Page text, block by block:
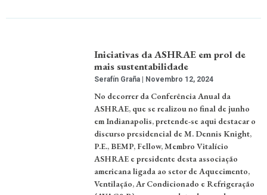
Iniciativas da ASHRAE em prol de
mais sustentabilidade
Serafín Graña Novembro 12, 2024
No decorrer da Conferência Anual da
ASHRAE, que se realizou no final de junho
em Indianapolis, pretende-se aqui destacar o
discurso presidencial de M. Dennis Knight,
P.E., BEMP, Fellow, Membro Vitalício
ASHRAE e presidente desta associação
americana ligada ao setor de Aquecimento,
Ventilação, Ar Condicionado e Refrigeração